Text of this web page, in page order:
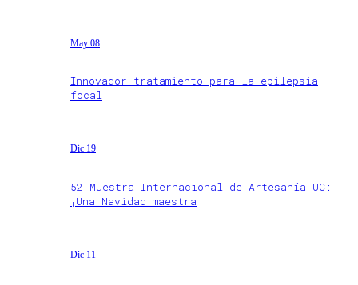
May 08
Innovador tratamiento para la epilepsia
focal
Dic 19
52 Muestra Internacional de Artesanía UC:
¡Una Navidad maestra
Dic 11